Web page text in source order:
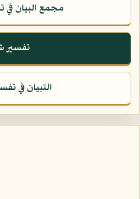
مجمع البيان في
تفسير
التبيان في